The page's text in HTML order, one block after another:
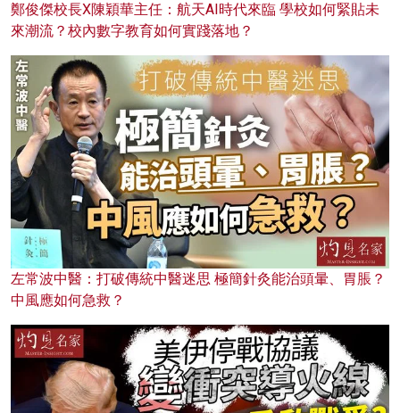
鄭俊傑校長X陳穎華主任：航天AI時代來臨 學校如何緊貼未
來潮流？校內數字教育如何實踐落地？
左常波中醫：打破傳統中醫迷思 極簡針灸能治頭暈、胃脹？
中風應如何急救？